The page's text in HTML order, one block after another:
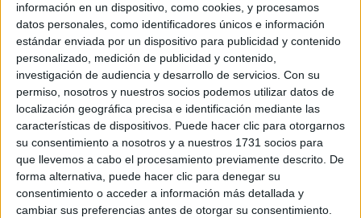
información en un dispositivo, como cookies, y procesamos
datos personales, como identificadores únicos e información
estándar enviada por un dispositivo para publicidad y contenido
personalizado, medición de publicidad y contenido,
investigación de audiencia y desarrollo de servicios. Con su
permiso, nosotros y nuestros socios podemos utilizar datos de
localización geográfica precisa e identificación mediante las
características de dispositivos. Puede hacer clic para otorgarnos
su consentimiento a nosotros y a nuestros 1731 socios para
que llevemos a cabo el procesamiento previamente descrito. De
forma alternativa, puede hacer clic para denegar su
consentimiento o acceder a información más detallada y
cambiar sus preferencias antes de otorgar su consentimiento.
LA CASA DE LA
ARTISTA PARISINA
ALEX PANDEV: UN
REFUGIO CREATIVO
EN PERMANENTE
TRANSFORMACIÓN
ALEJANDRA
NAUGHTON,
ECONOMISTA Y
AUTORA: “NADIE
ROMPE SOLA EL
TECHO DE CRISTAL”